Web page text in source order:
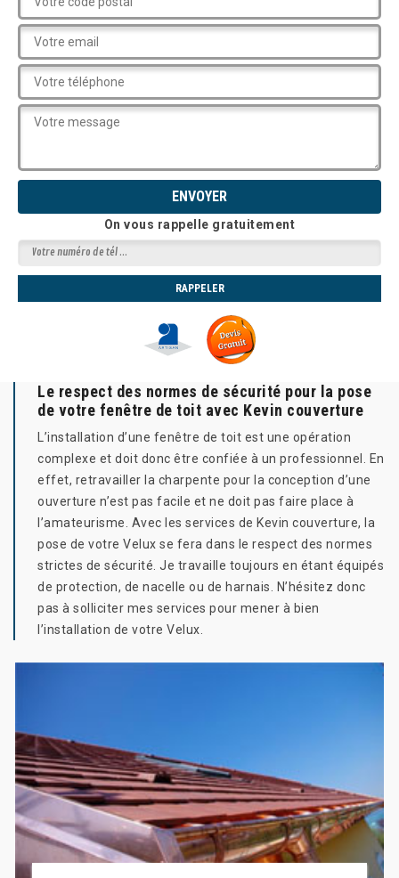
On vous rappelle gratuitement
Le respect des normes de sécurité pour la pose
de votre fenêtre de toit avec Kevin couverture
L’installation d’une fenêtre de toit est une opération
complexe et doit donc être confiée à un professionnel. En
effet, retravailler la charpente pour la conception d’une
ouverture n’est pas facile et ne doit pas faire place à
l’amateurisme. Avec les services de Kevin couverture, la
pose de votre Velux se fera dans le respect des normes
strictes de sécurité. Je travaille toujours en étant équipés
de protection, de nacelle ou de harnais. N’hésitez donc
pas à solliciter mes services pour mener à bien
l’installation de votre Velux.